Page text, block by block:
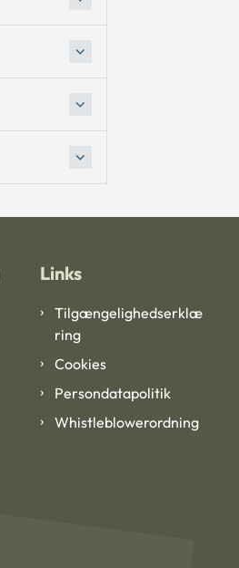
Links
Tilgængelighedserklæ
ring
Cookies
Persondatapolitik
Whistleblowerordning